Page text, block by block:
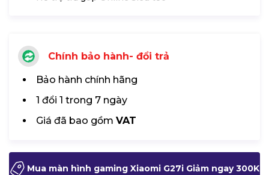
Chính bảo hành- đổi trả
Bảo hành chính hãng
1 đổi 1 trong 7 ngày
Giá đã bao gồm VAT
Mua màn hình gaming Xiaomi G27i Giảm ngay 300K